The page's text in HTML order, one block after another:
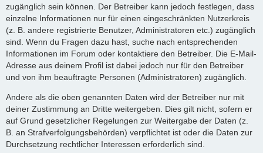
zugänglich sein können. Der Betreiber kann jedoch festlegen, dass
einzelne Informationen nur für einen eingeschränkten Nutzerkreis
(z. B. andere registrierte Benutzer, Administratoren etc.) zugänglich
sind. Wenn du Fragen dazu hast, suche nach entsprechenden
Informationen im Forum oder kontaktiere den Betreiber. Die E-Mail-
Adresse aus deinem Profil ist dabei jedoch nur für den Betreiber
und von ihm beauftragte Personen (Administratoren) zugänglich.
Andere als die oben genannten Daten wird der Betreiber nur mit
deiner Zustimmung an Dritte weitergeben. Dies gilt nicht, sofern er
auf Grund gesetzlicher Regelungen zur Weitergabe der Daten (z.
B. an Strafverfolgungsbehörden) verpflichtet ist oder die Daten zur
Durchsetzung rechtlicher Interessen erforderlich sind.